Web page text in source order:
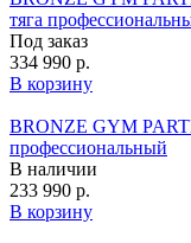
тяга
Под заказ
334 990 р.
В корзину
BRONZE GYM
профессиональный
В наличии
233 990 р.
В корзину